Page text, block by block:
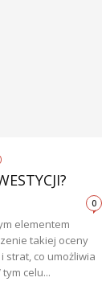
0
elementem
takiej oceny
strat, co umożliwia
celu...